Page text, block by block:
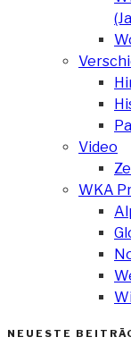
Video
WKA
NEUESTE